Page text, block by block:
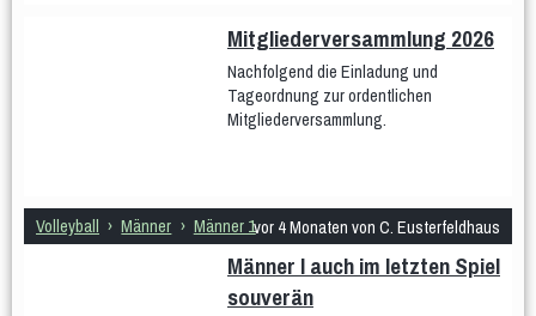
wU13 wU12
Männer 3
Beach
Frauen weibliche Jugend Männer männliche Jugend Mixed
History
Quereinsteiger Stadtliga Herren
mixU14 mU12
Mitgliederversammlung 2026
Nachfolgend die Einladung und
Tageordnung zur ordentlichen
Mitgliederversammlung.
Volleyball › Männer › Männer 1vor 4 Monaten von C. Eusterfeldhaus
Männer I auch im letzten Spiel
souverän